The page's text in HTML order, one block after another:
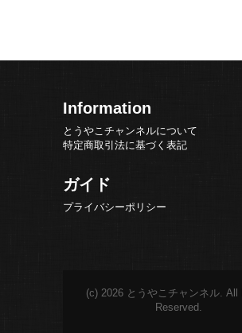
Information
とうやこチャンネルについて
特定商取引法に基づく表記
ガイド
プライバシーポリシー
(c) 2026 とうやこチャンネル. All
Reserved.